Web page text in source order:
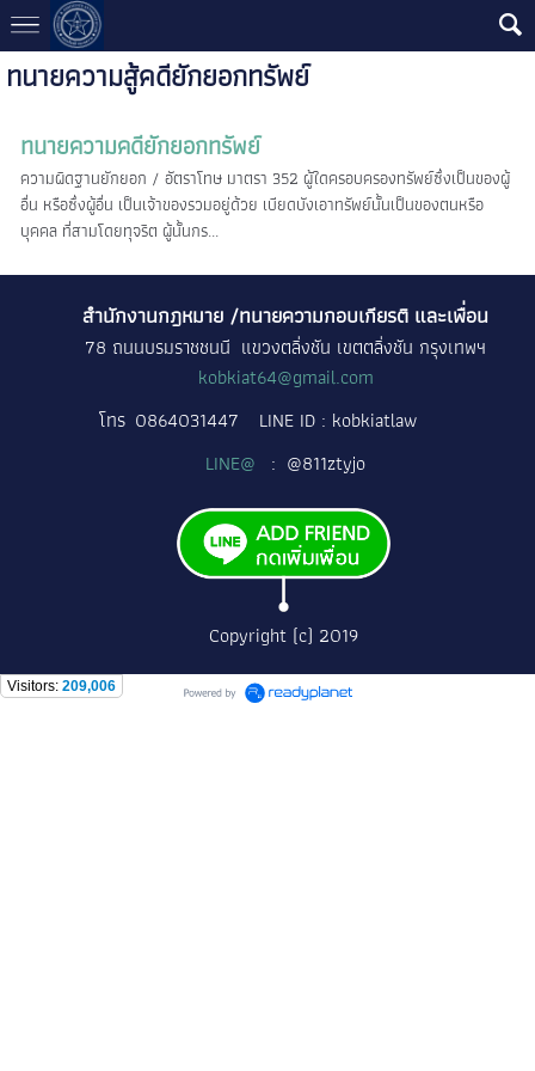
ทนายความสู้คดียักยอกทรัพย์
ทนายความคดียักยอกทรัพย์
ความผิดฐานยักยอก / อัตราโทษ มาตรา 352 ผู้ใดครอบครองทรัพย์ซึ่งเป็นของผู้
อื่น หรือซึ่งผู้อื่น เป็นเจ้าของรวมอยู่ด้วย เบียดบังเอาทรัพย์นั้นเป็นของตนหรือ
บุคคล ที่สามโดยทุจริต ผู้นั้นกร...
สำนักงานกฎหมาย /ทนายความกอบเกียรติ และเพื่อน
78 ถนนบรมราชชนนี แขวงตลิ่งชัน เขตตลิ่งชัน กรุงเทพฯ
kobkiat64@gmail.com
โทร 0864031447
LINE ID : kobkiatlaw
LINE@ : @811ztyjo
Copyright (c) 2019
Visitors: 209,006